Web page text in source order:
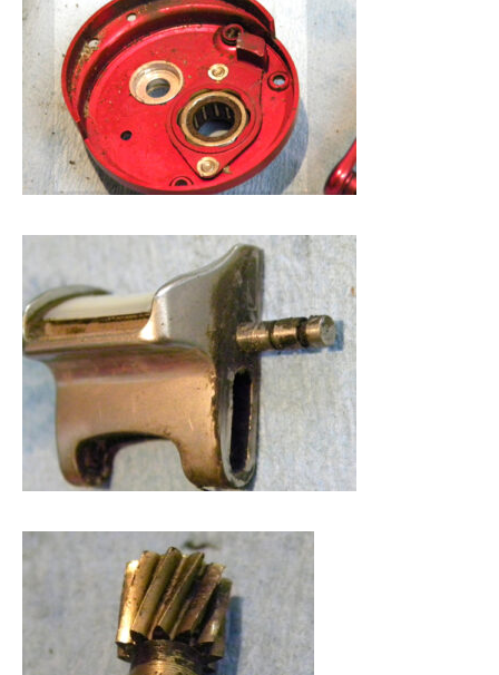
謹賀新年
2026.01.01
BSフジ「名品再生
リールオーバーホール「マスタープログラ
ム」
2023.03.21